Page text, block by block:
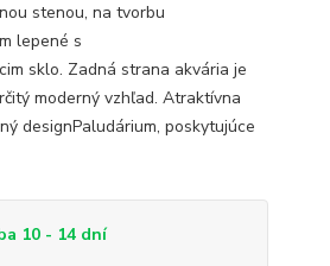
stenou, na tvorbu
lepené s
sklo. Zadná strana akvária je
moderný vzhľad. Atraktívna
designPaludárium, poskytujúce
10 - 14 dní